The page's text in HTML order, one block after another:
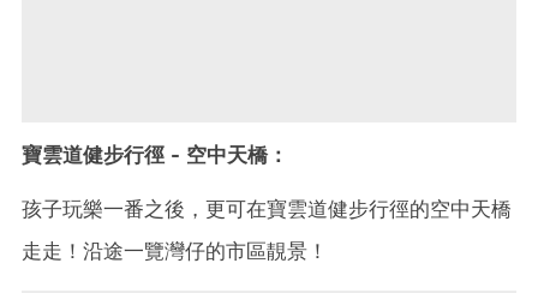
寶雲道健步行徑 - 空中天橋：
孩子玩樂一番之後，更可在寶雲道健步行徑的空中天橋
走走！沿途一覽灣仔的市區靚景！